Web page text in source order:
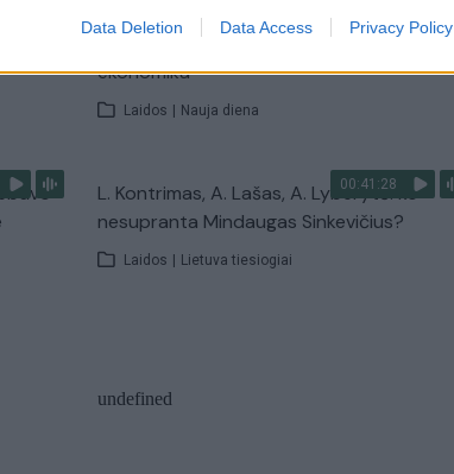
Data Deletion Data Access Privacy Policy
Pravėrė ukrainiečių pinigines: atsakė, kiek
vidutiniškai uždirba ir kaip išsilaiko šalies
ekonomika
Laidos | Nauja diena
00:41:28
L. Kontrimas, A. Lašas, A. Lyberytė: ko
nesupranta Mindaugas Sinkevičius?
Laidos | Lietuva tiesiogiai